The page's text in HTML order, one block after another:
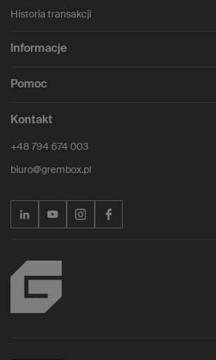
Historia transakcji
Informacje
Pomoc
Kontakt
+48 794 674 003
biuro@grembox.pl